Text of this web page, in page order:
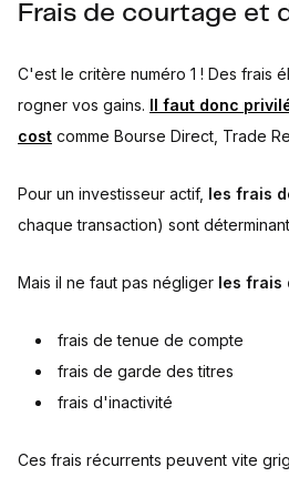
Frais de courtage et
C'est le critère numéro 1 ! Des frais
rogner vos gains. Il faut donc
cost comme Bourse Direct, Trade
Pour un investisseur actif, les frais
chaque transaction) sont
Mais il ne faut pas négliger les frais
frais de tenue de compte
frais de garde des titres
frais d'inactivité
Ces frais récurrents peuvent vite